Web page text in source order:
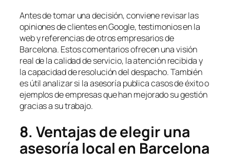
Antes de tomar una decisión, conviene revisar las
opiniones de clientes en Google, testimonios en la
web y referencias de otros empresarios de
Barcelona. Estos comentarios ofrecen una visión
real de la calidad de servicio, la atención recibida y
la capacidad de resolución del despacho. También
es útil analizar si la asesoría publica casos de éxito o
ejemplos de empresas que han mejorado su gestión
gracias a su trabajo.
8. Ventajas de elegir una
asesoría local en Barcelona